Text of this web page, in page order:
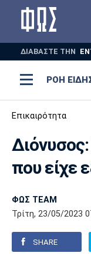
ΔΙΑΒΑΣΤΕ THN
ΡΟΗ
AUTO-
Ποδόσφαιρο
Super League
Super League
Γ Εθνική
Ελλάδα
Μπάσκετ
Ελλάδα
Εθνική
EuroLeague
Ολυμπιακοί
Βόλεϊ
Πόλο
Επικαιρότητα
που είχε
ΦΩΣ TEAM
Τρίτη, 23/05/2023
SHARE